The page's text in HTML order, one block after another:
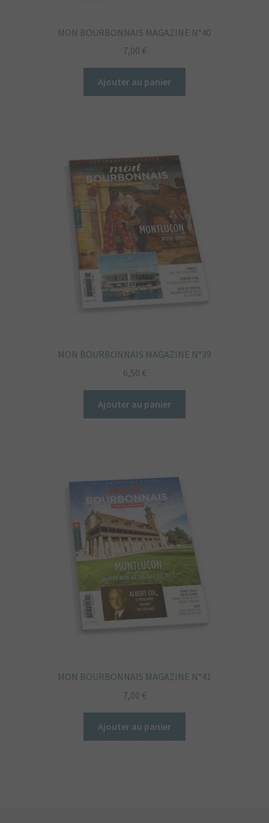
MON BOURBONNAIS MAGAZINE N°40
7,00 €
Ajouter au panier
MON BOURBONNAIS MAGAZINE N°39
6,50 €
Ajouter au panier
MON BOURBONNAIS MAGAZINE N°41
7,00 €
Ajouter au panier